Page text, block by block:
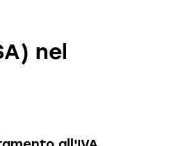
nel